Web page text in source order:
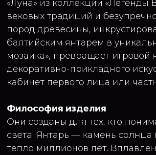
«Луна» из коллекции «Легенды
вековых традиций и
пород древесины,
балтийским янтарем в
мозаика», превращает игровой
декоративно-прикладного
кабинет первого лица или
Философия изделия
Они созданы для тех, кто
света. Янтарь — камень
тепло миллионов лет.